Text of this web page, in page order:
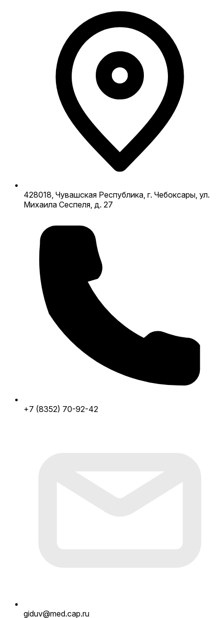
428018, Чувашская Республика, г. Чебоксары, ул.
Михаила Сеспеля, д. 27
+7 (8352) 70-92-42
giduv@med.cap.ru